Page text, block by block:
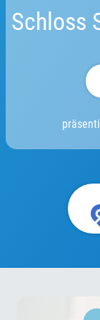
Schloss